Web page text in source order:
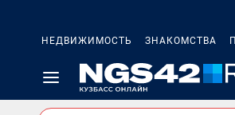
НЕДВИЖИМОСТЬ ЗНАКОМСТВА